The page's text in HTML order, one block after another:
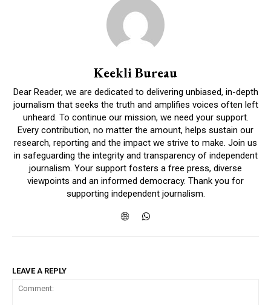
Keekli Bureau
Dear Reader, we are dedicated to delivering unbiased, in-depth
journalism that seeks the truth and amplifies voices often left
unheard. To continue our mission, we need your support.
Every contribution, no matter the amount, helps sustain our
research, reporting and the impact we strive to make. Join us
in safeguarding the integrity and transparency of independent
journalism. Your support fosters a free press, diverse
viewpoints and an informed democracy. Thank you for
supporting independent journalism.
LEAVE A REPLY